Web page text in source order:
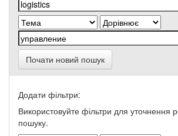
Почати новий пошук
Додати фільтри:
Використовуйте фільтри для уточнення
пошуку.